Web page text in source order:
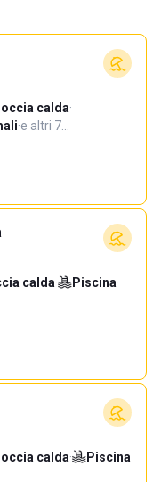
calda·
·e altri 7…
calda· Piscina·
calda·
Piscina